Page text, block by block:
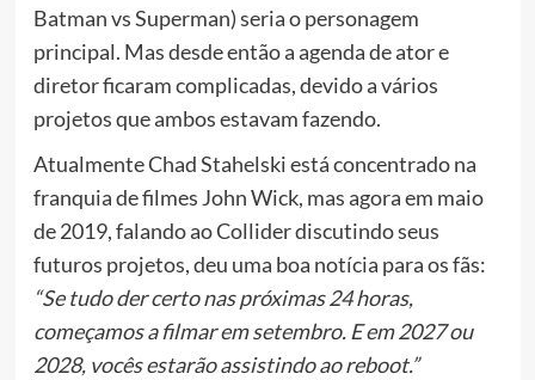
Batman vs Superman) seria o personagem
principal. Mas desde então a agenda de ator e
diretor ficaram complicadas, devido a vários
projetos que ambos estavam fazendo.
Atualmente Chad Stahelski está concentrado na
franquia de filmes John Wick, mas agora em maio
de 2019, falando ao Collider discutindo seus
futuros projetos, deu uma boa notícia para os fãs:
“Se tudo der certo nas próximas 24 horas,
começamos a filmar em setembro. E em 2027 ou
2028, vocês estarão assistindo ao reboot.”